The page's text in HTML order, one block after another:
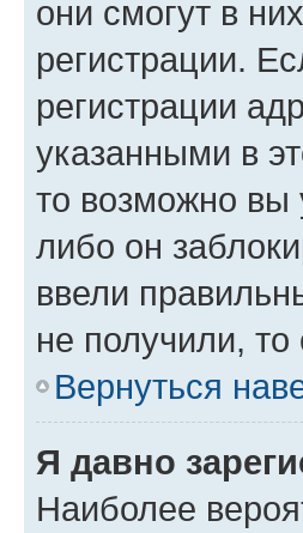
они смогут в
регистрации.
регистрации
указанными в
то возможно вы
либо он
ввели
не получили,
Вернуться
Я давно
Наиболее